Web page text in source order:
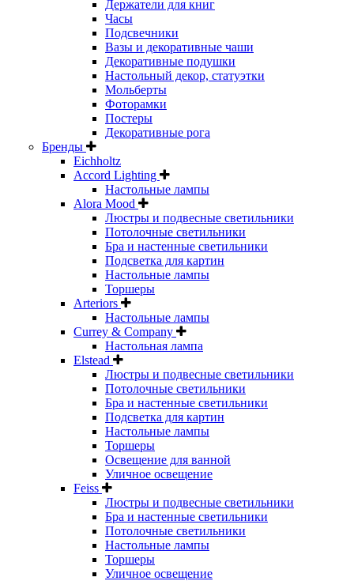
Держатели для книг
Часы
Подсвечники
Вазы и декоративные чаши
Декоративные подушки
Настольный декор, статуэтки
Мольберты
Фоторамки
Постеры
Декоративные рога
Бренды
Eichholtz
Accord Lighting
Настольные лампы
Alora Mood
Люстры и подвесные светильники
Потолочные светильники
Бра и настенные светильники
Подсветка для картин
Настольные лампы
Торшеры
Arteriors
Настольные лампы
Currey & Company
Настольная лампа
Elstead
Люстры и подвесные светильники
Потолочные светильники
Бра и настенные светильники
Подсветка для картин
Настольные лампы
Торшеры
Освещение для ванной
Уличное освещение
Feiss
Люстры и подвесные светильники
Бра и настенные светильники
Потолочные светильники
Настольные лампы
Торшеры
Уличное освещение